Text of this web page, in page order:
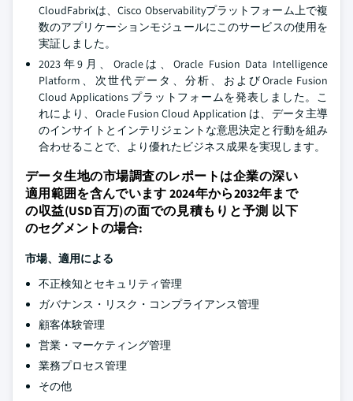
CloudFabrixは、Cisco Observabilityプラットフォーム上で複
数のアプリケーションモジュールにこのサービスの使用を
実証しました。
2023年9月、Oracleは、Oracle Fusion Data Intelligence
Platform、次世代データ、分析、およびOracle Fusion
Cloud Applications プラットフォームを発表しました。こ
れにより、Oracle Fusion Cloud Application は、データ主導
のインサイトとインテリジェントな意思決定と行動を組み
合わせることで、より優れたビジネス成果を実現します。
データ生地の市場調査のレポートは企業の深い
適用範囲を含んでいます 2024年から2032年まで
の収益(USD百万)の面での見積もりと予測 以下
のセグメントの場合:
市場、適用による
不正検知とセキュリティ管理
ガバナンス・リスク・コンプライアンス管理
顧客体験管理
営業・マーケティング管理
業務プロセス管理
その他